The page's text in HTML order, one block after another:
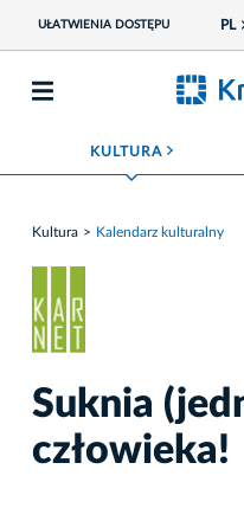
UŁATWIENIA DOSTĘPU PL
KULTURA ROZWIŃ MENU
Kultura Kalendarz kulturalny
Suknia
człowieka!